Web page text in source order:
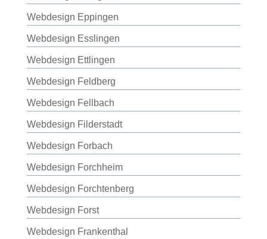
Webdesign Eppingen
Webdesign Esslingen
Webdesign Ettlingen
Webdesign Feldberg
Webdesign Fellbach
Webdesign Filderstadt
Webdesign Forbach
Webdesign Forchheim
Webdesign Forchtenberg
Webdesign Forst
Webdesign Frankenthal